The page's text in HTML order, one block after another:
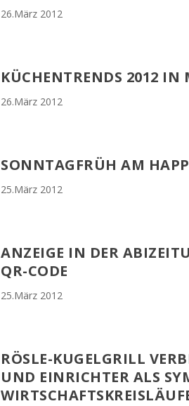
26.März 2012
KÜCHENTRENDS 2012 IN
26.März 2012
SONNTAGFRÜH AM
25.März 2012
ANZEIGE IN DER
QR-CODE
25.März 2012
RÖSLE-KUGELGRILL
UND EINRICHTER ALS